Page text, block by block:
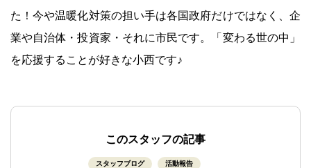
た！今や温暖化対策の担い手は各国政府だけではなく、企
業や自治体・投資家・それに市民です。「変わる世の中」
を応援することが好きな小西です♪
このスタッフの記事
スタッフブログ 活動報告